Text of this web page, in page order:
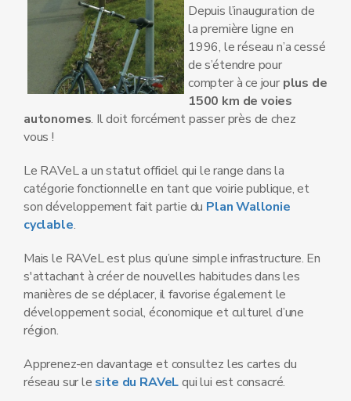
Depuis l’inauguration de
la première ligne en
1996, le réseau n’a cessé
de s’étendre pour
compter à ce jour plus de
1500 km de voies
autonomes. Il doit forcément passer près de chez
vous !
Le RAVeL a un statut officiel qui le range dans la
catégorie fonctionnelle en tant que voirie publique, et
son développement fait partie du Plan Wallonie
cyclable.
Mais le RAVeL est plus qu’une simple infrastructure. En
s'attachant à créer de nouvelles habitudes dans les
manières de se déplacer, il favorise également le
développement social, économique et culturel d’une
région.
Apprenez-en davantage et consultez les cartes du
réseau sur le site du RAVeLqui lui est consacré.